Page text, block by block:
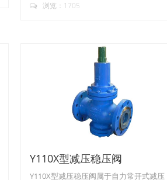
浏览：1705
Y110X型减压稳压阀
Y110X型减压稳压阀属于自力常开式减压